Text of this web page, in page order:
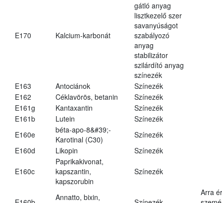
E170 Kalcium-karbonát
gátló anyag
lisztkezelő szer
savanyúságot
szabályozó
anyag
stabilizátor
szilárdító anyag
színezék
E163
Antociánok
Színezék
E162
Céklavörös, betanin
Színezék
E161g
Kantaxantin
Színezék
E161b
Lutein
Színezék
E160e
béta-apo-8&#39;-
Karotinal (C30)
Színezék
E160d
Likopin Színezék
E160c
Paprikakivonat,
kapszantin,
kapszorubin
Színezék
Annatto, bixin,
Arra